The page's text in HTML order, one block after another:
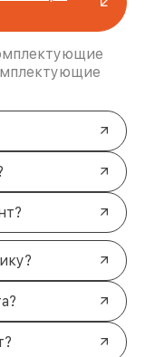
Оставьте
+7 (831) 238-
Borkпо
1.